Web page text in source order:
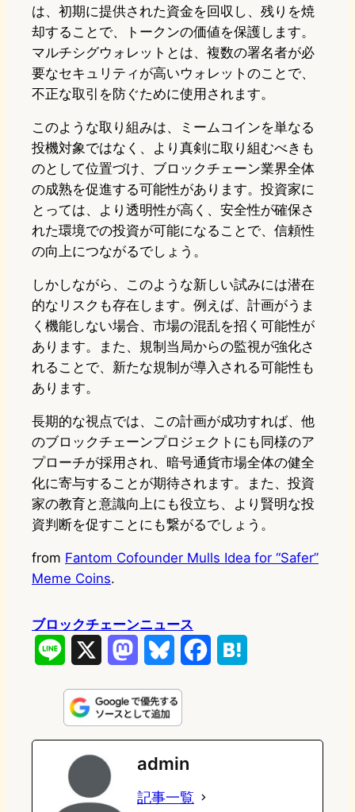
は、初期に提供された資金を回収し、残りを焼
却することで、トークンの価値を保護します。
マルチシグウォレットとは、複数の署名者が必
要なセキュリティが高いウォレットのことで、
不正な取引を防ぐために使用されます。
このような取り組みは、ミームコインを単なる
投機対象ではなく、より真剣に取り組むべきも
のとして位置づけ、ブロックチェーン業界全体
の成熟を促進する可能性があります。投資家に
とっては、より透明性が高く、安全性が確保さ
れた環境での投資が可能になることで、信頼性
の向上につながるでしょう。
しかしながら、このような新しい試みには潜在
的なリスクも存在します。例えば、計画がうま
く機能しない場合、市場の混乱を招く可能性が
あります。また、規制当局からの監視が強化さ
れることで、新たな規制が導入される可能性も
あります。
長期的な視点では、この計画が成功すれば、他
のブロックチェーンプロジェクトにも同様のア
プローチが採用され、暗号通貨市場全体の健全
化に寄与することが期待されます。また、投資
家の教育と意識向上にも役立ち、より賢明な投
資判断を促すことにも繋がるでしょう。
from Fantom Cofounder Mulls Idea for “Safer”
Meme Coins.
ブロックチェーンニュース
n
e
s
t
o
d
u
e
s
k
e
e
admin
記事一覧